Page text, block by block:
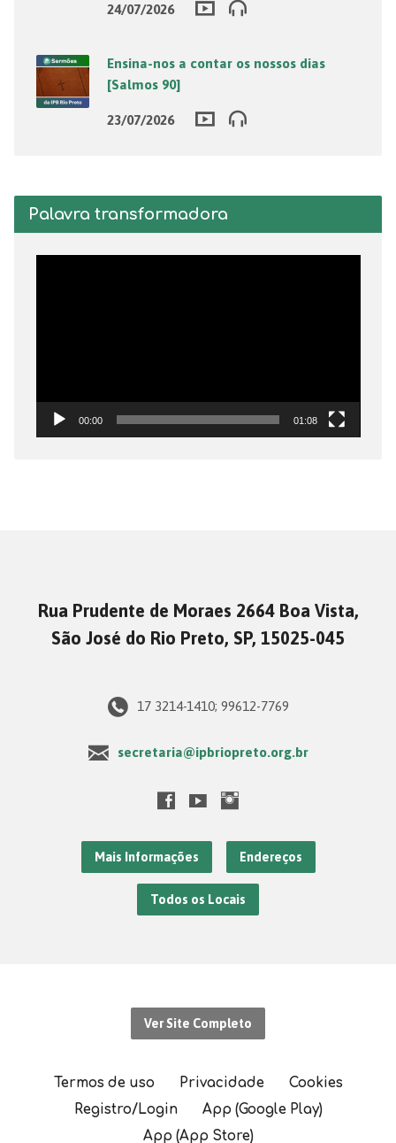
24/07/2026
Ensina-nos a contar os nossos dias
[Salmos 90]
23/07/2026
Palavra transformadora
00:00 01:08
Rua Prudente de Moraes 2664 Boa Vista,
São José do Rio Preto, SP, 15025-045
17 3214-1410; 99612-7769
secretaria@ipbriopreto.org.br
Mais Informações Endereços
Todos os Locais
Ver Site Completo
Termos de uso Privacidade
Cookies
Registro/Login
App (Google Play)
App (App Store)